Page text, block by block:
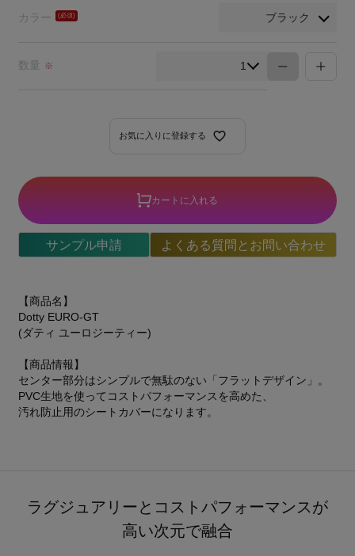
カラー
お気に入りに登録する
数量 ※
カートに入れる
サンプル申請 よくある質問とお問い合わせ
【商品名】
Dotty EURO-GT
(ダティ ユーロジーティー)
【商品情報】
センター部分はシンプルで無駄のない「フラットデザイン」。
PVC生地を使ってコストパフォーマンスを高めた、
汚れ防止用のシートカバーになります。
ラグジュアリーとコストパフォーマンスが
高い次元で融合